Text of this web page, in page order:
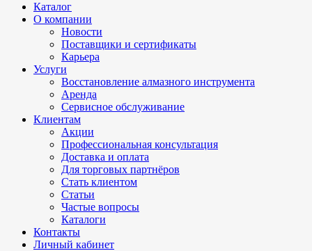
Каталог
О компании
Новости
Поставщики и сертификаты
Карьера
Услуги
Восстановление алмазного инструмента
Аренда
Сервисное обслуживание
Клиентам
Акции
Профессиональная консультация
Доставка и оплата
Для торговых партнёров
Стать клиентом
Статьи
Частые вопросы
Каталоги
Контакты
Личный кабинет